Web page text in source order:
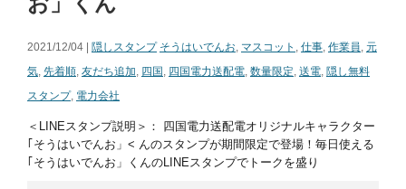
2021/12/04 | 隠しスタンプ そうはいでんお, マスコット , 仕事, 作業員, 元
気, 先着順, 友だち追加, 四国 , 四国電力送配電, 数量限定, 送電, 隠し無料
スタンプ, 電力会社
＜LINEスタンプ説明＞： 四国電力送配電オリジナルキャラクター
｢そうはいでんお」< んのスタンプが期間限定で登場！毎日使える
｢そうはいでんお」くんのLINEスタンプでトークを盛り